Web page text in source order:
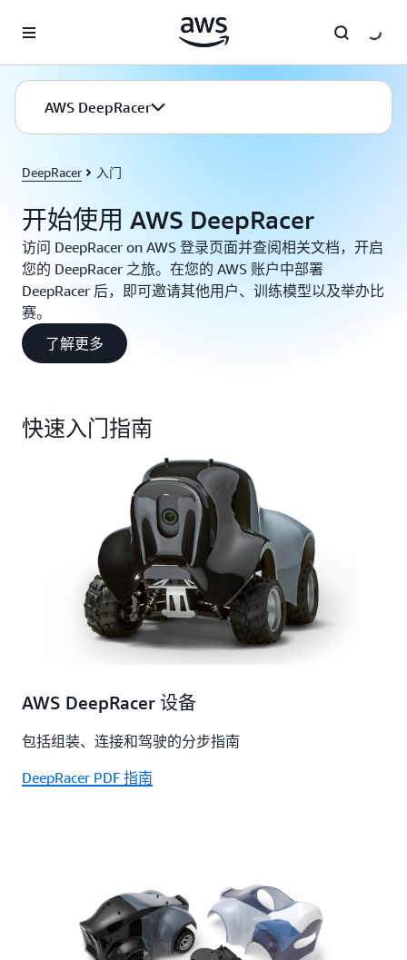
AWS DeepRacer
DeepRacer 入门
开始使用 AWS DeepRacer
访问 DeepRacer on AWS 登录页面并查阅相关文档，开启
您的 DeepRacer 之旅。在您的 AWS 账户中部署
DeepRacer 后，即可邀请其他用户、训练模型以及举办比
赛。
了解更多
快速入门指南
AWS DeepRacer 设备
包括组装、连接和驾驶的分步指南
DeepRacer PDF 指南